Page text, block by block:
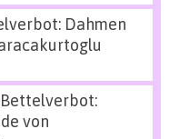
Dahmen
von